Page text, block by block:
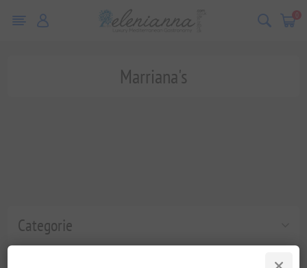
0
Categorie
Marriana's